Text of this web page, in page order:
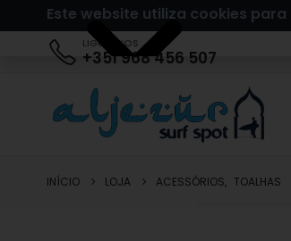
LIGUE-NOS
+351 968 456 507
INÍCIO LOJA ACESSÓRIOS, TOALHAS
Este website utiliza cookies